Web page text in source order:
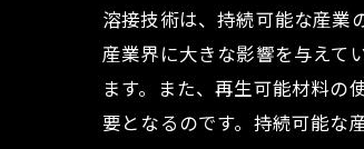
溶接技術は、持続可能な産業
産業界に大きな影響を与えて
ます。また、再生可能材料の
要となるのです。持続可能な